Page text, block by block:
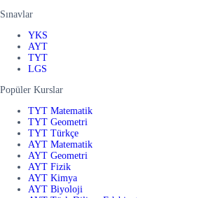
Sınavlar
YKS
AYT
TYT
LGS
Popüler Kurslar
TYT Matematik
TYT Geometri
TYT Türkçe
AYT Matematik
AYT Geometri
AYT Fizik
AYT Kimya
AYT Biyoloji